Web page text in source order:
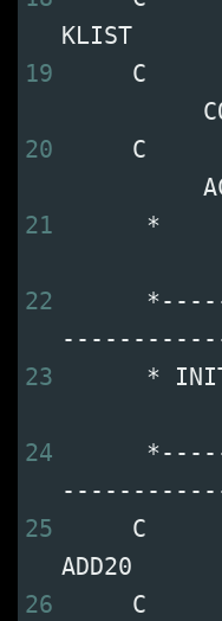
19
C
20
C
21
22
23
*
24
25
C
26
C